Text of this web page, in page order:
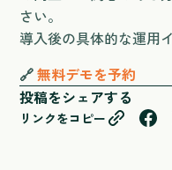
さい。
導入後の具体的な運用
🔗無料デモを予約
投稿をシェアする
リンクをコピー